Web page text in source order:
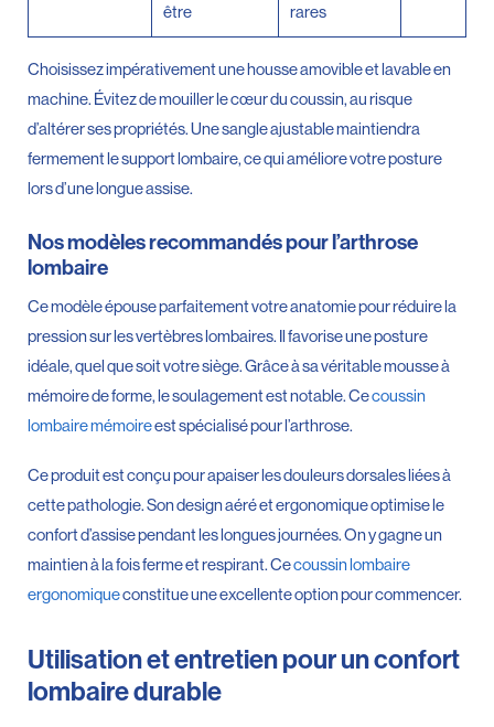
être
rares
Choisissez impérativement une housse amovible et lavable en
machine. Évitez de mouiller le cœur du coussin, au risque
d’altérer ses propriétés. Une sangle ajustable maintiendra
fermement le support lombaire, ce qui améliore votre posture
lors d’une longue assise.
Nos modèles recommandés pour l’arthrose
lombaire
Ce modèle épouse parfaitement votre anatomie pour réduire la
pression sur les vertèbres lombaires. Il favorise une posture
idéale, quel que soit votre siège. Grâce à sa véritable mousse à
mémoire de forme, le soulagement est notable. Cecoussin
lombaire mémoireest spécialisé pour l’arthrose.
Ce produit est conçu pour apaiser les douleurs dorsales liées à
cette pathologie. Son design aéré et ergonomique optimise le
confort d’assise pendant les longues journées. On y gagne un
maintien à la fois ferme et respirant. Cecoussin lombaire
ergonomiqueconstitue une excellente option pour commencer.
Utilisation et entretien pour un confort
lombaire durable